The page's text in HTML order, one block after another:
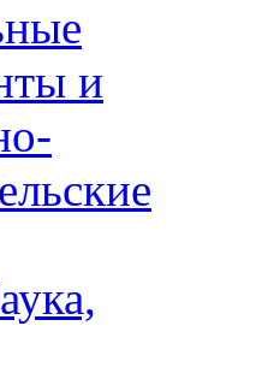
и